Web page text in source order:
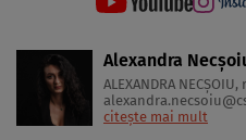
Alexandra
ALEXANDRA
de Jurnalism şi
citește mai mult